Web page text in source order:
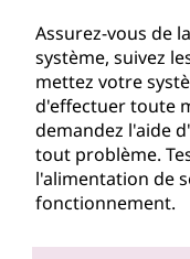
Assurez-vous de
système, suivez
mettez votre
d'effectuer toute
demandez l'aide
tout problème.
l'alimentation de
fonctionnement.